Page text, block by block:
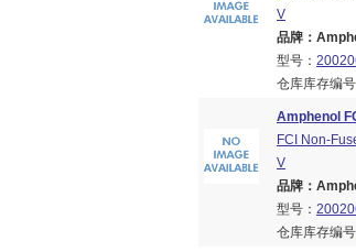
V
品牌：
型号：
仓库库存编号
Amphenol
FCI Non-
V
品牌：
型号：
仓库库存编号